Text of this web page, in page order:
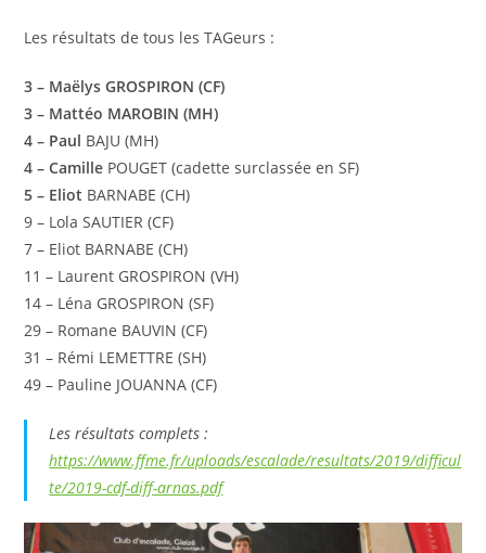
Les résultats de tous les TAGeurs :
3 – Maëlys GROSPIRON (CF)
3 – Mattéo MAROBIN (MH)
4 – Paul BAJU (MH)
4 – Camille POUGET (cadette surclassée en SF)
5 – Eliot BARNABE (CH)
9 – Lola SAUTIER (CF)
7 – Eliot BARNABE (CH)
11 – Laurent GROSPIRON (VH)
14 – Léna GROSPIRON (SF)
29 – Romane BAUVIN (CF)
31 – Rémi LEMETTRE (SH)
49 – Pauline JOUANNA (CF)
Les résultats complets :
https://www.ffme.fr/uploads/escalade/resultats/2019/difficul
te/2019-cdf-diff-arnas.pdf